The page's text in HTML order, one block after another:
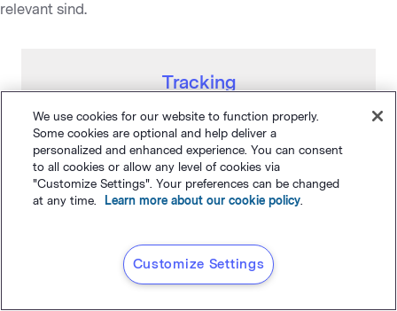
relevant sind.
Tracking
Sammeln und Auswerten der Statistiken (oder Metriken),
die die Wirksamkeit einer E-Mail oder einer E-Mail-
Kampagne messen.
We use cookies for our website to function properly.
Some cookies are optional and help deliver a
personalized and enhanced experience. You can consent
to all cookies or allow any level of cookies via
"Customize Settings". Your preferences can be changed
at any time.
Learn more about our cookie policy.
Customize Settings